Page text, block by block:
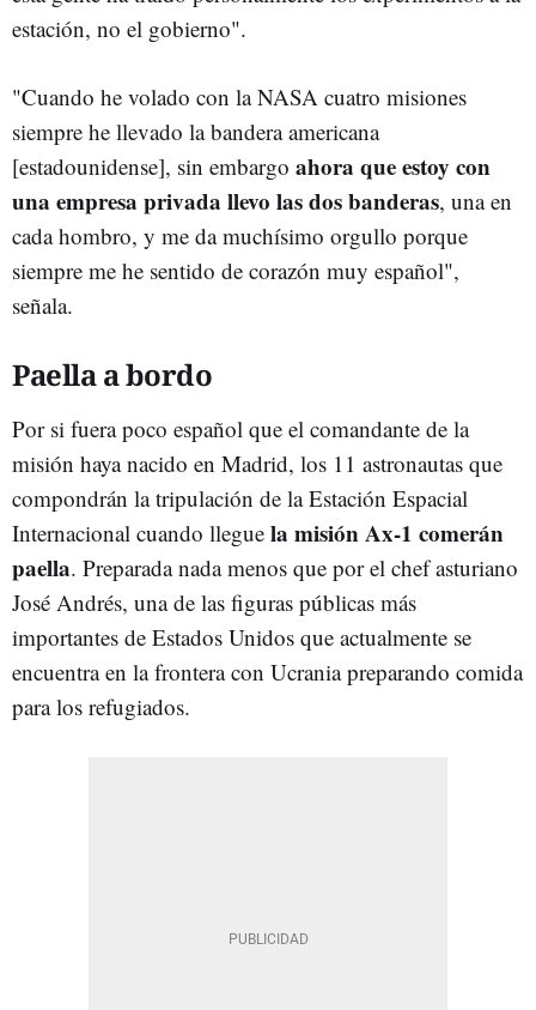
estación, no el gobierno".
"Cuando he volado con la NASA cuatro misiones
siempre he llevado la bandera americana
[estadounidense], sin embargo ahora que estoy con
una empresa privada llevo las dos banderas, una en
cada hombro, y me da muchísimo orgullo porque
siempre me he sentido de corazón muy español",
señala.
Paella a bordo
Por si fuera poco español que el comandante de la
misión haya nacido en Madrid, los 11 astronautas que
compondrán la tripulación de la Estación Espacial
Internacional cuando llegue la misión Ax-1 comerán
paella. Preparada nada menos que por el chef asturiano
José Andrés, una de las figuras públicas más
importantes de Estados Unidos que actualmente se
encuentra en la frontera con Ucrania preparando comida
para los refugiados.